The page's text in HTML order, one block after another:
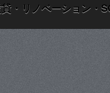
・リノベーション・